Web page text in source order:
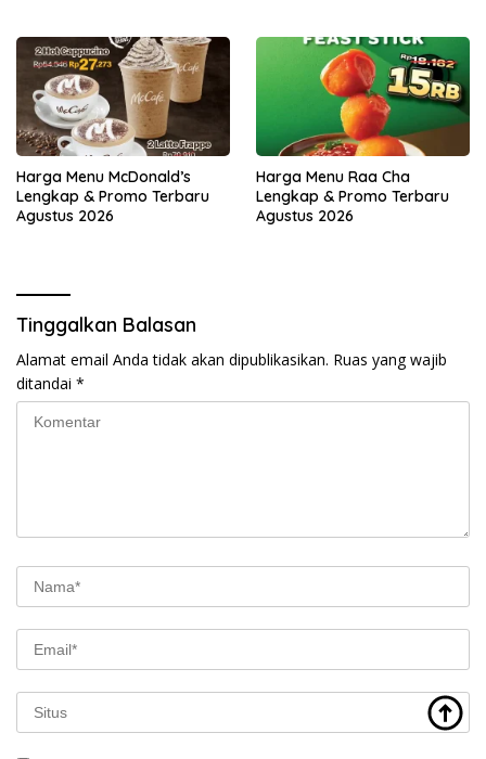
Harga Menu McDonald’s
Lengkap & Promo Terbaru
Agustus 2026
Harga Menu Raa Cha
Lengkap & Promo Terbaru
Agustus 2026
Tinggalkan Balasan
Alamat email Anda tidak akan dipublikasikan. Ruas yang wajib
ditandai *